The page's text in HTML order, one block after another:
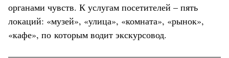
органами чувств. К услугам посетителей – пять
локаций: «музей», «улица», «комната», «рынок»,
«кафе», по которым водит экскурсовод.